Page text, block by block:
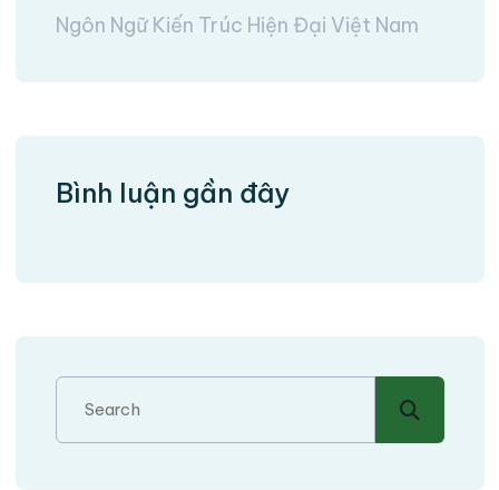
Ngôn Ngữ Kiến Trúc Hiện Đại Việt Nam
Bình luận gần đây